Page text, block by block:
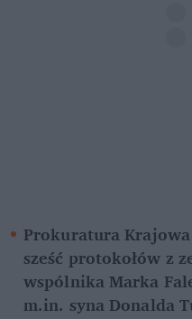
Prokuratura
sześć protokołów z
wspólnika Marka
m.in. syna Donalda